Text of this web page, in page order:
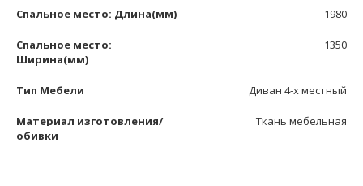
Спальное место: Длина(мм) 1980
Спальное место:
Ширина(мм)
1350
Тип Мебели Диван 4-х местный
Материал изготовления/
обивки
Ткань мебельная